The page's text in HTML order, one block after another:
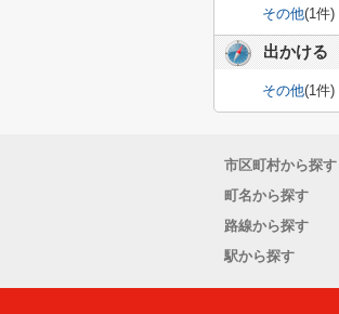
その他(1件)
出かける
その他(1件)
市区町村から探す
町名から探す
路線から探す
駅から探す